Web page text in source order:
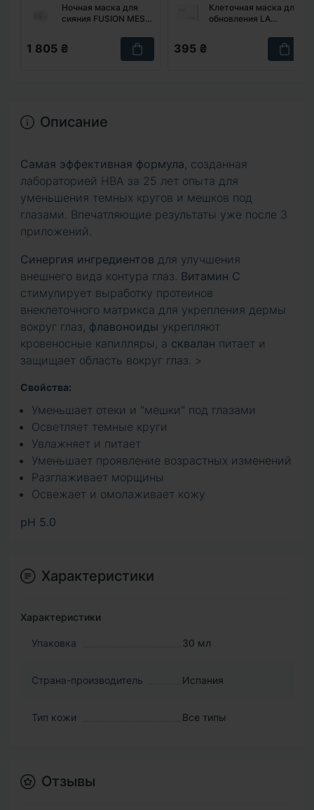
Ночная маска для
сияния FUSION MESO
1 805 ₴
Клеточная маска для
обновления LA
Activelayer Mask, 1 шт
395 ₴
Описание
Самая эффективная формула, созданная
лабораторией HBA за 25 лет опыта для
уменьшения темных кругов и мешков под
глазами. Впечатляющие результаты уже после 3
приложений.
Синергия ингредиентов для улучшения
внешнего вида контура глаз. Витамин С
стимулирует выработку протеинов
внеклеточного матрикса для укрепления дермы
вокруг глаз, флавоноиды укрепляют
кровеносные капилляры, а сквалан питает и
защищает область вокруг глаз. >
Свойства:
Уменьшает отеки и "мешки" под глазами
Осветляет темные круги
Увлажняет и питает
Уменьшает проявление возрастных изменений
Разглаживает морщины
Освежает и омолаживает кожу
pH 5.0
Характеристики
Характеристики
Упаковка 30 мл
Страна-производитель Испания
Тип кожи Все типы
Отзывы